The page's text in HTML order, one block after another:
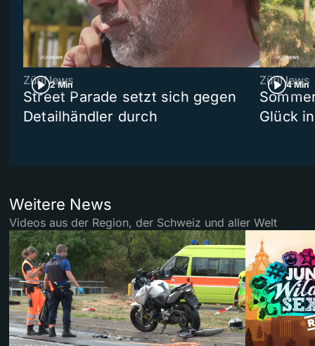
2 Min
ZüriNews
Street Parade setzt sich gegen
Detailhändler durch
4 Min
ZüriNews
Glück
Weitere News
Videos aus der Region, der Schweiz und aller Welt